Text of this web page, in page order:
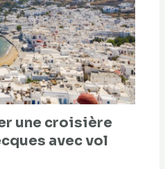
une croisière
avec vol